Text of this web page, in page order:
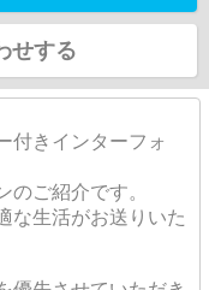
せする
付きインターフォ
のご紹介です。
な生活がお送りいた